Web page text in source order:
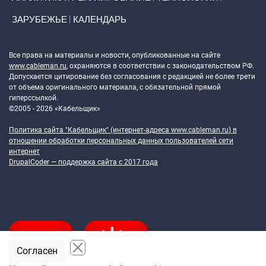
ЗАРУБЕЖЬЕ КАЛЕНДАРЬ
Все права на материалы и новости, опубликованные на сайте
www.cableman.ru, охраняются в соответствии с законодательством РФ.
Допускается цитирование без согласования с редакцией не более трети
от объема оригинального материала, с обязательной прямой
гиперссылкой.
©2005 - 2026 «Кабельщик»
Политика сайта "Кабельщик" (интернет-адреса www.cableman.ru) в
отношении обработки персональных данных пользователей сети
интернет
DrupalCoder — поддержка сайта c 2017 года
Согласен